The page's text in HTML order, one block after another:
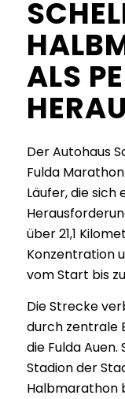
ALS
Der Autohaus
Fulda
Läufer, die
über 21,1
Konzentration
vom Start bis
Die Strecke
durch zentrale
die Fulda
Stadion der
Halbmarathon